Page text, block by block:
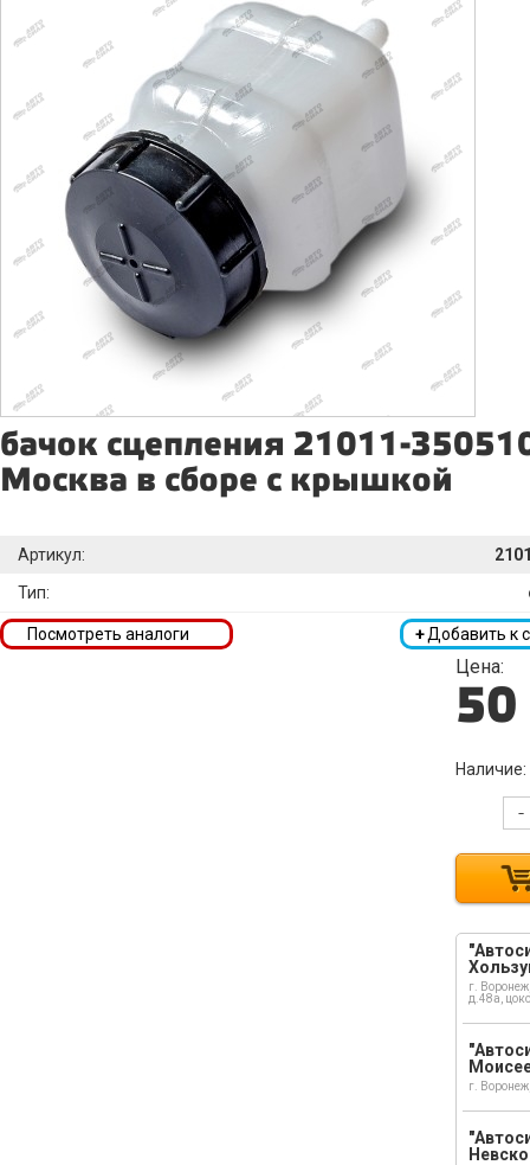
бачок сцепления 21011-
Москва в сборе с крышкой
Артикул:
Тип:
+Добавить к
Посмотреть аналоги
Цена:
50
Наличие:
-
г.
д.48а,
г.